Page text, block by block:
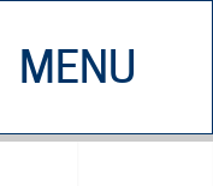
MENU
CHI SIAMO